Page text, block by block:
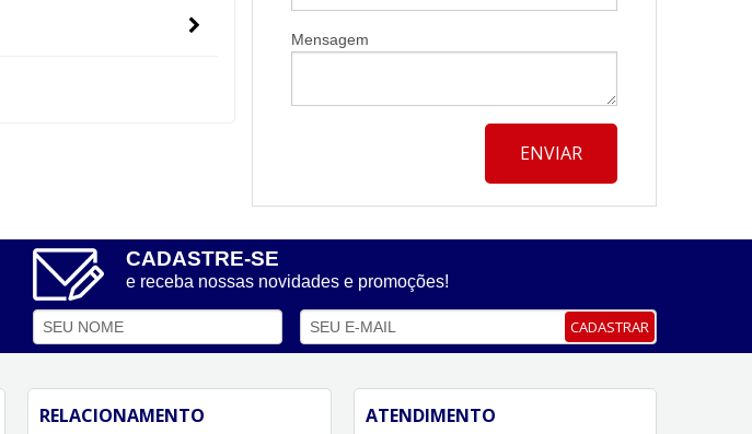
Mensagem
ENVIAR
CADASTRE-SE
e receba nossas novidades e promoções!
CADASTRAR
RELACIONAMENTO ATENDIMENTO